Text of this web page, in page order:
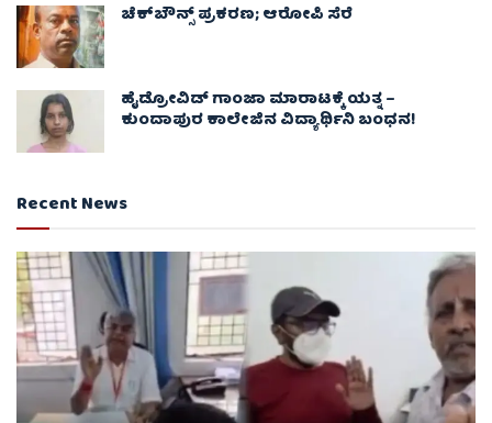
ಚೆಕ್​ಬೌನ್ಸ್​ ಪ್ರಕರಣ; ಆರೋಪಿ ಸೆರೆ
ಹೈಡ್ರೋವಿಡ್ ಗಾಂಜಾ ಮಾರಾಟಕ್ಕೆ ಯತ್ನ –
ಕುಂದಾಪುರ ಕಾಲೇಜಿನ ವಿದ್ಯಾರ್ಥಿನಿ ಬಂಧನ!
Recent News